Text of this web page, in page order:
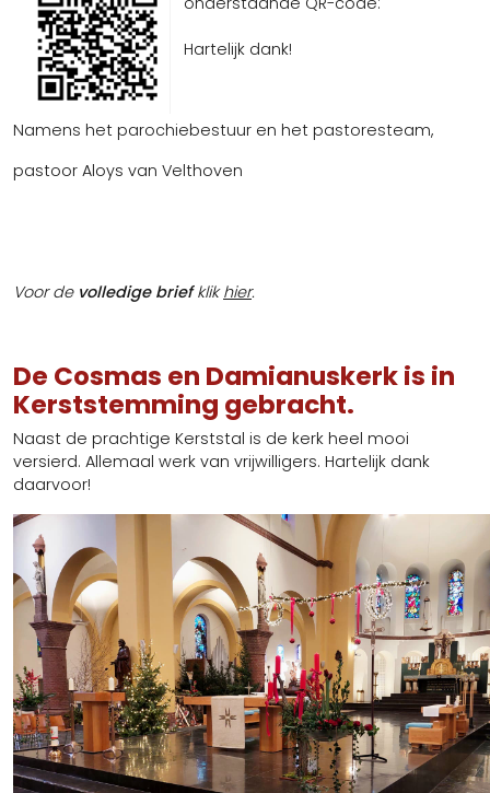
Hartelijk dank!
Namens het parochiebestuur en het pastoresteam,
pastoor Aloys van Velthoven
Voor de volledige briefklikhier.
De Cosmas en Damianuskerk is in
Kerststemming gebracht.
Naast de prachtige Kerststal is de kerk heel mooi
versierd. Allemaal werk van vrijwilligers. Hartelijk dank
daarvoor!